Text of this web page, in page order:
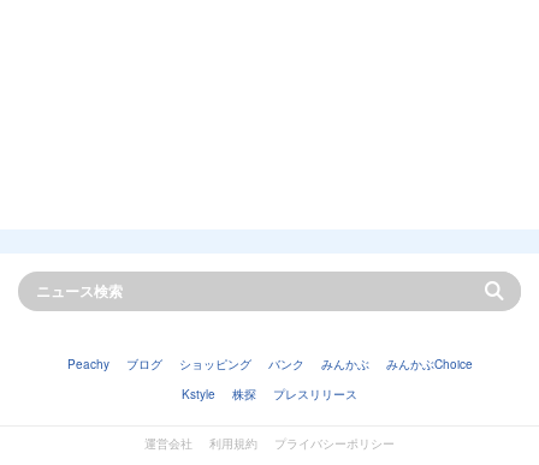
Peachy ブログ ショッピング バンク みんかぶ
みんかぶChoice
Kstyle
株探 プレスリリース
運営会社 利用規約 プライバシーポリシー